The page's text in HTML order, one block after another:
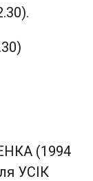
(1994
УСІК